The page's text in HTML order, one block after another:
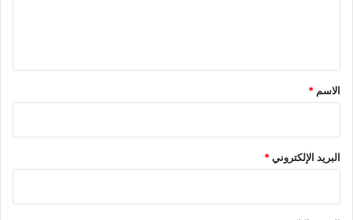
*
الاسم *
البريد الإلكتروني*